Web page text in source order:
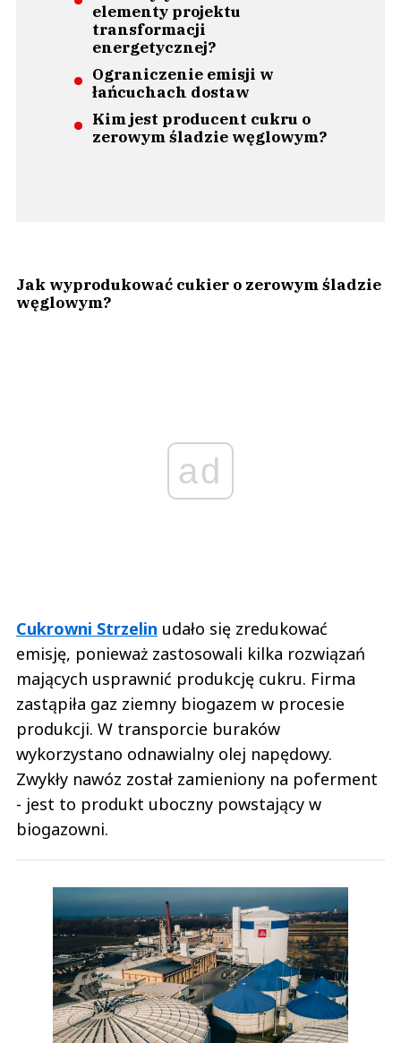
elementy projektu
transformacji
energetycznej?
Ograniczenie emisji w
łańcuchach dostaw
Kim jest producent cukru o
zerowym śladzie węglowym?
Jak wyprodukować cukier o zerowym śladzie
węglowym?
ad
Cukrowni Strzelin udało się zredukować
emisję, ponieważ zastosowali kilka rozwiązań
mających usprawnić produkcję cukru. Firma
zastąpiła gaz ziemny biogazem w procesie
produkcji. W transporcie buraków
wykorzystano odnawialny olej napędowy.
Zwykły nawóz został zamieniony na poferment
- jest to produkt uboczny powstający w
biogazowni.